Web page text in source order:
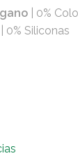
| 0%
0% Siliconas